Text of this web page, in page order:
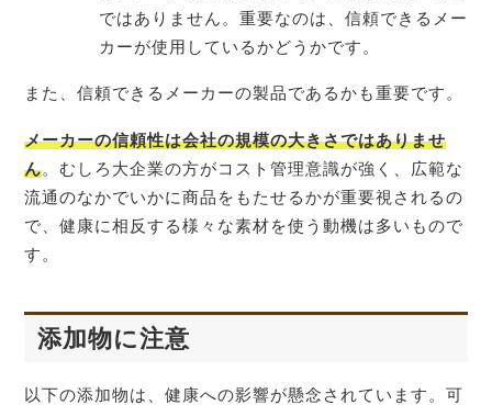
ではありません。重要なのは、信頼できるメー
カーが使用しているかどうかです。
また、信頼できるメーカーの製品であるかも重要です。
メーカーの信頼性は会社の規模の大きさではありませ
ん。むしろ大企業の方がコスト管理意識が強く、広範な
流通のなかでいかに商品をもたせるかが重要視されるの
で、健康に相反する様々な素材を使う動機は多いもので
す。
添加物に注意
以下の添加物は、健康への影響が懸念されています。可